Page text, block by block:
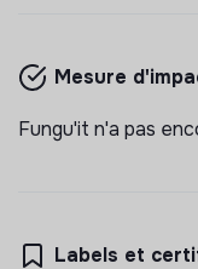
Mesure
Fungu'it n'a pas
Labels et